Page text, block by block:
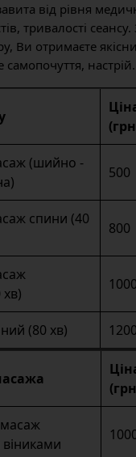
від рівня
тривалості
Ви отримаєте
настрій.
(шийно -
500
спини (40
800
1000
(80 хв) 1200